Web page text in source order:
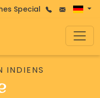
Special
INDIENS